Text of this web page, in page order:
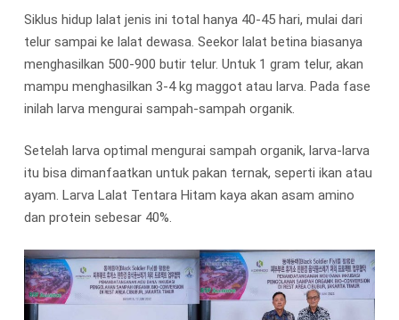
Siklus hidup lalat jenis ini total hanya 40-45 hari, mulai dari
telur sampai ke lalat dewasa. Seekor lalat betina biasanya
menghasilkan 500-900 butir telur. Untuk 1 gram telur, akan
mampu menghasilkan 3-4 kg maggot atau larva. Pada fase
inilah larva mengurai sampah-sampah organik.
Setelah larva optimal mengurai sampah organik, larva-larva
itu bisa dimanfaatkan untuk pakan ternak, seperti ikan atau
ayam. Larva Lalat Tentara Hitam kaya akan asam amino
dan protein sebesar 40%.